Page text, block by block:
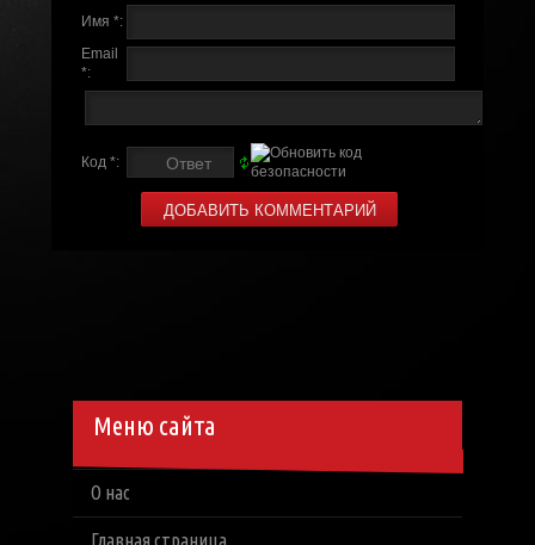
Имя *:
Email
*:
Код *:
Меню сайта
О нас
Главная страница